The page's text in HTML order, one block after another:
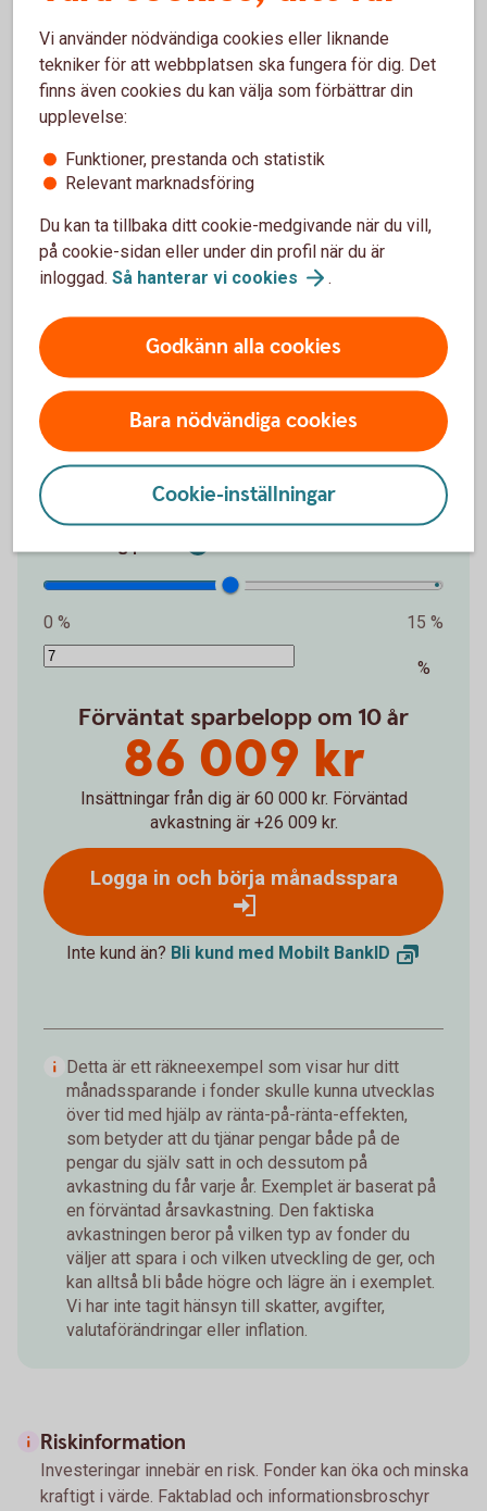
Belopp per månad
100 kr
1 år
Startbelopp
0 kr 500 000 kr
Avkastning per år
0 % 15 %
%
Förväntat sparbelopp om 10 år
86 009 kr
Insättningar från dig är 60 000 kr. Förväntad
avkastning är +26 009 kr.
Logga in och börja månadsspara
Inte kund än? Bli kund med Mobilt BankID
Detta är ett räkneexempel som visar hur ditt
månadssparande i fonder skulle kunna utvecklas
över tid med hjälp av ränta-på-ränta-effekten,
som betyder att du tjänar pengar både på de
pengar du själv satt in och dessutom på
avkastning du får varje år. Exemplet är baserat på
en förväntad årsavkastning. Den faktiska
avkastningen beror på vilken typ av fonder du
väljer att spara i och vilken utveckling de ger, och
kan alltså bli både högre och lägre än i exemplet.
Vi har inte tagit hänsyn till skatter, avgifter,
valutaförändringar eller inflation.
Riskinformation
Investeringar innebär en risk. Fonder kan öka och minska
kraftigt i värde. Faktablad och informationsbroschyr
Vi använder nödvändiga cookies eller liknande
tekniker för att webbplatsen ska fungera för dig. Det
finns även cookies du kan välja som förbättrar din
upplevelse:
Funktioner, prestanda och statistik
Relevant marknadsföring
Du kan ta tillbaka ditt cookie-medgivande när du vill,
på cookie-sidan eller under din profil när du är
inloggad. Så hanterar vi cookies .
Godkänn alla cookies
Bara nödvändiga cookies
Cookie-inställningar